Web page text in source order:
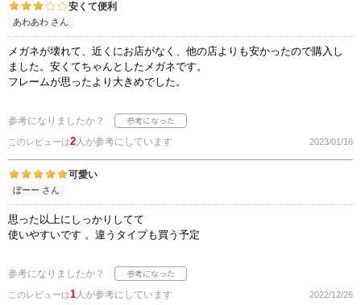
安くて便利
あわあわ さん
メガネが壊れて、近くにお店がなく、他の店よりも安かったので購入し
ました。安くてちゃんとしたメガネです。
フレームが思ったより大きめでした。
参考になりましたか？
このレビューは2人が参考にしています 2023/01/16
可愛い
ぼーー さん
思った以上にしっかりしてて
使いやすいです 。違うタイプも買う予定
参考になりましたか？
このレビューは1人が参考にしています 2022/12/26